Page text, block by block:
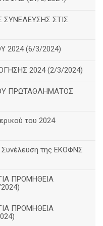
ΣΥΝΕΛΕΥΣΗΣ ΣΤΙΣ
2024 (6/3/2024)
2024 (2/3/2024)
ΠΡΩΤΑΘΛΗΜΑΤΟΣ
του 2024
Συνέλευση της ΕΚΟΦΝΣ
ΠΡΟΜΗΘΕΙΑ
ΠΡΟΜΗΘΕΙΑ